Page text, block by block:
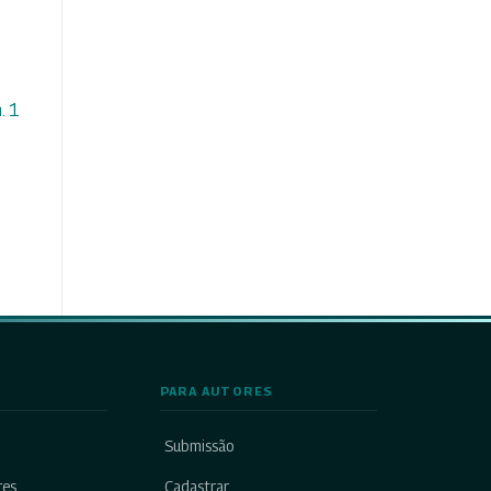
1
PARA AUTORES
Submissão
Cadastrar